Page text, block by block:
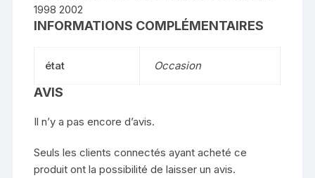
1998 2002
INFORMATIONS COMPLÉMENTAIRES
état Occasion
AVIS
Il n’y a pas encore d’avis.
Seuls les clients connectés ayant acheté ce
produit ont la possibilité de laisser un avis.